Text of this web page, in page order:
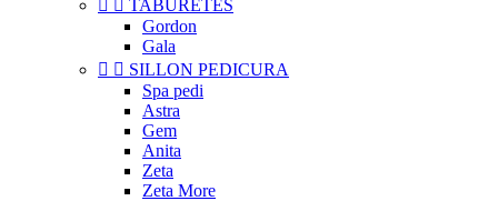
TABURETES
Gordon
Gala
  SILLON PEDICURA
Spa pedi
Astra
Gem
Anita
Zeta
Zeta More